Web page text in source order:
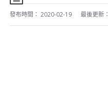
發布時間： 2020-02-19 最後更新：